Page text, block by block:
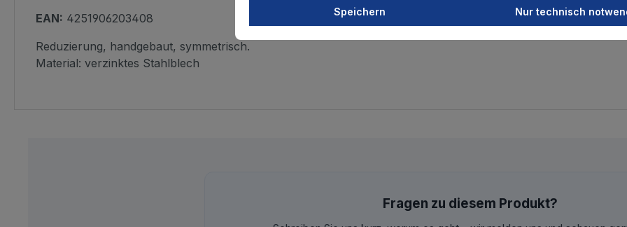
EAN: 4251906203408
Reduzierung, handgebaut, symmetrisch.
Material: verzinktes Stahlblech
Fragen zu diesem Produkt?
Speichern Nur technisch